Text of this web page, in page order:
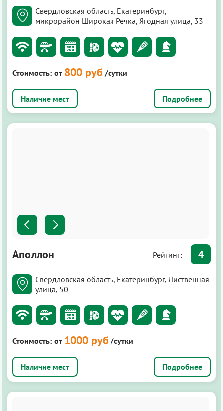
Свердловская область, Екатеринбург,
микрорайон Широкая Речка, Ягодная улица, 33
Стоимость: от 800 руб /сутки
Подробнее
Аполлон Рейтинг: 4
Свердловская область, Екатеринбург, Лиственная
улица, 50
Стоимость: от 1000 руб /сутки
Подробнее